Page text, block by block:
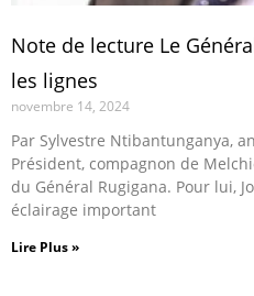
Note de lecture Le
les lignes
novembre 14, 2024
Par Sylvestre Ntibantunganya,
Président, compagnon de
du Général Rugigana. Pour lui,
éclairage important
Lire Plus »